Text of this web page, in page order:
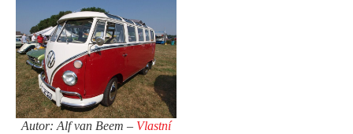
Autor: Alf van Beem – Vlastní